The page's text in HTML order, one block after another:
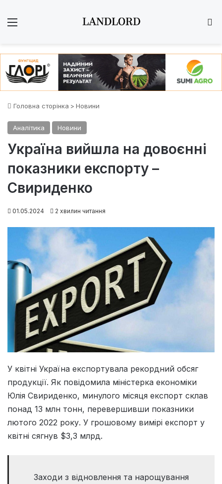
Головна сторінка > Новини
Аналітика Новини
Україна вийшла на довоєнні
показники експорту –
Свириденко
01.05.2024 2 хвилин читання
У квітні Україна експортувала рекордний обсяг
продукції. Як повідомила міністерка економіки
Юлія Свириденко, минулого місяця експорт склав
понад 13 млн тонн, перевершивши показники
лютого 2022 року. У грошовому вимірі експорт у
квітні сягнув $3,3 млрд.
Заходи з відновлення та нарощування